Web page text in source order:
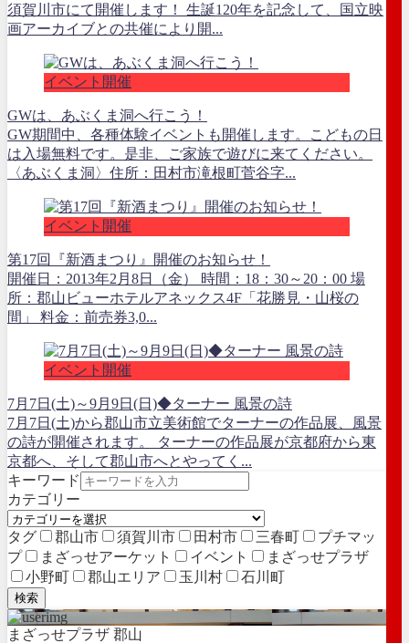
須賀川市にて開催します！ 生誕120年を記念して、国立映
画アーカイブとの共催により開...
イベント開催
GWは、あぶくま洞へ行こう！
GW期間中、各種体験イベントも開催します。こどもの日
は入場無料です。是非、ご家族で遊びに来てください。
〈あぶくま洞〉住所：田村市滝根町菅谷字...
イベント開催
第17回『新酒まつり』開催のお知らせ！
開催日：2013年2月8日（金） 時間：18：30～20：00 場
所：郡山ビューホテルアネックス4F「花勝見・山桜の
間」 料金：前売券3,0...
イベント開催
7月7日(土)～9月9日(日)◆ターナー 風景の詩
7月7日(土)から郡山市立美術館でターナーの作品展、風景
の詩が開催されます。 ターナーの作品展が京都府から東
京都へ、そして郡山市へとやってく...
キーワード
カテゴリー
タグ 郡山市 須賀川市 田村市 三春町
プチマッ
プ
まざっせアーケット イベント
まざっせプラザ
小野町
郡山エリア 玉川村 石川町
検索
まざっせプラザ 郡山